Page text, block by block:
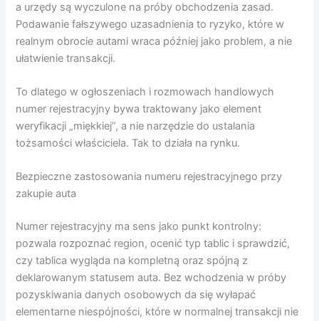
a urzędy są wyczulone na próby obchodzenia zasad.
Podawanie fałszywego uzasadnienia to ryzyko, które w
realnym obrocie autami wraca później jako problem, a nie
ułatwienie transakcji.
To dlatego w ogłoszeniach i rozmowach handlowych
numer rejestracyjny bywa traktowany jako element
weryfikacji „miękkiej”, a nie narzędzie do ustalania
tożsamości właściciela. Tak to działa na rynku.
Bezpieczne zastosowania numeru rejestracyjnego przy
zakupie auta
Numer rejestracyjny ma sens jako punkt kontrolny:
pozwala rozpoznać region, ocenić typ tablic i sprawdzić,
czy tablica wygląda na kompletną oraz spójną z
deklarowanym statusem auta. Bez wchodzenia w próby
pozyskiwania danych osobowych da się wyłapać
elementarne niespójności, które w normalnej transakcji nie